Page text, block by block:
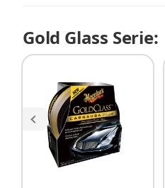
Gold Glass Serie: